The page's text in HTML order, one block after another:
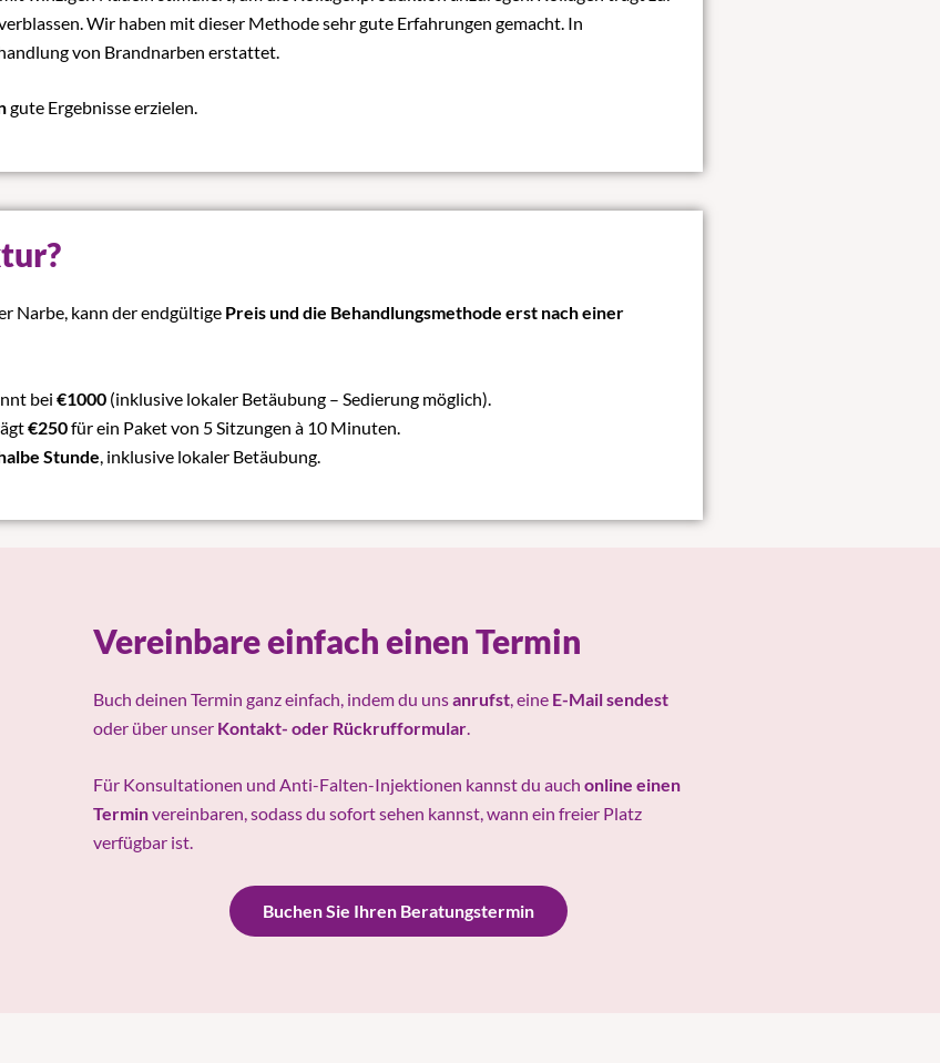
Wir haben mit dieser Methode sehr gute Erfahrungen gemacht. In
von Brandnarben erstattet.
gute Ergebnisse erzielen.
Narbe, kann der endgültige Preis und die Behandlungsmethode erst nach einer
bei €1000 (inklusive lokaler Betäubung – Sedierung möglich).
€250für ein Paket von 5 Sitzungen à 10 Minuten.
Stunde , inklusive lokaler Betäubung.
Vereinbare einfach einen Termin
Buch deinen Termin ganz einfach, indem du unsanrufst , eine E-Mail sendest
oder über unser Kontakt- oder Rückrufformular
Für Konsultationen und Anti-Falten-Injektionen kannst du auch online einen
Terminvereinbaren, sodass du sofort sehen kannst, wann ein freier Platz
verfügbar ist.
Buchen Sie Ihren Beratungstermin